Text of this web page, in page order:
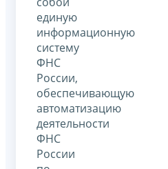
единую
информационную
систему
ФНС
России,
обеспечивающую
автоматизацию
деятельности
ФНС
России